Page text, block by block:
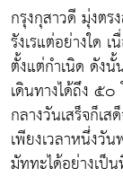
กรุงกุสาวดี มุ่งต
รังเรแต่อย่างใด
ตั้งแต่กำเนิด ดังนั้
เดินทางได้ถึง ๕
กลางวันเสร็จก็เ
เพียงเวลาหนึ่งวั
มัททะได้อย่างเป็